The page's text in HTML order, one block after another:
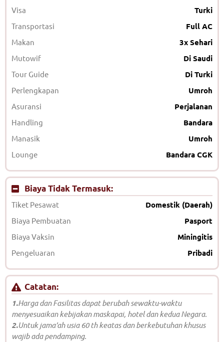
Visa Turki
Transportasi Full AC
Makan 3x Sehari
Mutowif Di Saudi
Tour Guide Di Turki
Perlengkapan Umroh
Asuransi Perjalanan
Handling Bandara
Manasik Umroh
Lounge Bandara CGK
Biaya Tidak Termasuk:
Tiket Pesawat Domestik (Daerah)
Biaya Pembuatan Pasport
Biaya Vaksin Miningitis
Pengeluaran Pribadi
Catatan:
1.Harga dan Fasilitas dapat berubah sewaktu-waktu
menyesuaikan kebijakan maskapai, hotel dan kedua Negara.
2.Untuk jama’ah usia 60 th keatas dan berkebutuhan khusus
wajib ada pendamping.